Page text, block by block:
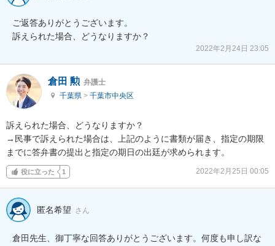
ご返答ありがとうございます。
訴えられた場合、どうなりますか？
2022年2月24日 23:05
倉田 勲 弁護士
千葉県 > 千葉市中央区
訴えられた場合、どうなりますか？
→民事で訴えられた場合は、上記のように書類が届き、指定の期限
までに答弁書の提出と指定の期日の出廷が求められます。
役に立った 1 2022年2月25日 00:05
匿名希望 さん
倉田先生、御丁寧な回答ありがとうございます。何度も申し訳な